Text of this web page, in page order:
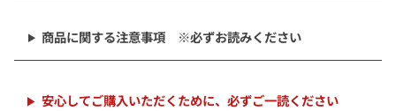
追
商品に関する注意事項 ※必ずお読みください
安心してご購入いただくために、必ずご一読ください